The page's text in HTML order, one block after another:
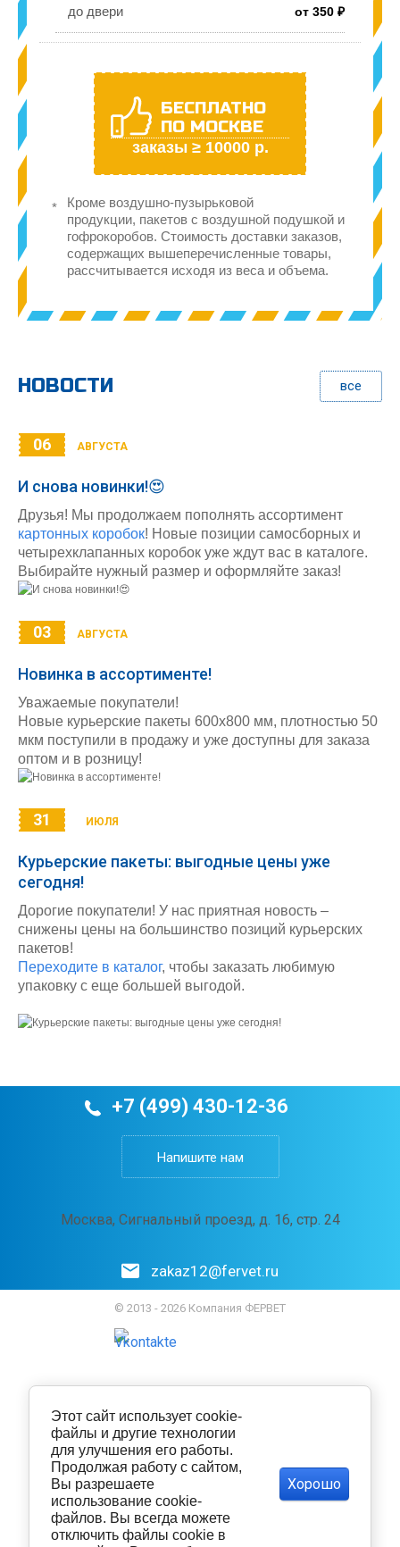
до двери от 350 ₽
БЕСПЛАТНО
ПО МОСКВЕ
заказы ≥ 10000 р.
Кроме воздушно-пузырьковой
продукции, пакетов с воздушной подушкой и
гофрокоробов. Стоимость доставки заказов,
содержащих вышеперечисленные товары,
рассчитывается исходя из веса и объема.
НОВОСТИ все
06 АВГУСТА
И снова новинки!😍
Друзья! Мы продолжаем пополнять ассортимент
картонных коробок! Новые позиции самосборных и
четырехклапанных коробок уже ждут вас в каталоге.
Выбирайте нужный размер и оформляйте заказ!
03 АВГУСТА
Новинка в ассортименте!
Уважаемые покупатели!
Новые курьерские пакеты 600х800 мм, плотностью 50
мкм поступили в продажу и уже доступны для заказа
оптом и в розницу!
31 ИЮЛЯ
Курьерские пакеты: выгодные цены уже
сегодня!
Дорогие покупатели! У нас приятная новость –
снижены цены на большинство позиций курьерских
пакетов!
Переходите в каталог, чтобы заказать любимую
упаковку с еще большей выгодой.
+7 (499) 430-12-36
Напишите нам
Москва, Сигнальный проезд, д. 16, стр. 24
zakaz12@fervet.ru
© 2013 - 2026 Компания ФЕРВЕТ
Этот сайт использует cookie-
файлы и другие технологии
для улучшения его работы.
Продолжая работу с сайтом,
Вы разрешаете
использование cookie-
файлов. Вы всегда можете
отключить файлы cookie в
Хорошо